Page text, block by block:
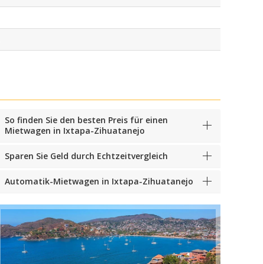
So finden Sie den besten Preis für einen
Mietwagen in Ixtapa-Zihuatanejo
Sparen Sie Geld durch Echtzeitvergleich
Automatik-Mietwagen in Ixtapa-Zihuatanejo